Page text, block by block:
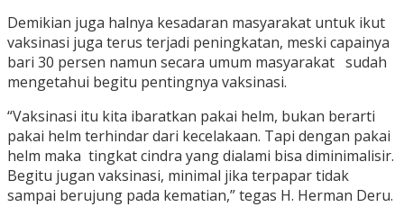
Demikian juga halnya kesadaran masyarakat untuk ikut
vaksinasi juga terus terjadi peningkatan, meski capainya
bari 30 persen namun secara umum masyarakat sudah
mengetahui begitu pentingnya vaksinasi.
“Vaksinasi itu kita ibaratkan pakai helm, bukan berarti
pakai helm terhindar dari kecelakaan. Tapi dengan pakai
helm maka tingkat cindra yang dialami bisa diminimalisir.
Begitu jugan vaksinasi, minimal jika terpapar tidak
sampai berujung pada kematian,” tegas H. Herman Deru.